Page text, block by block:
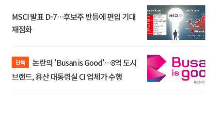
MSCI 발표 D-7…후보주 반등에 편입 기대
재점화
단독
브랜드, 용산 대통령실 CI 업체가 수행